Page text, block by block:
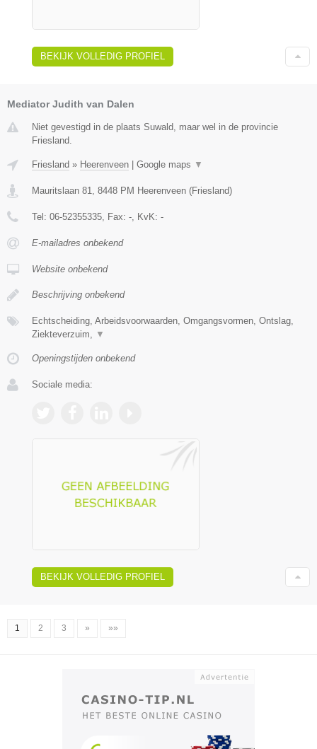
BEKIJK VOLLEDIG PROFIEL
Mediator Judith van Dalen
Niet gevestigd in de plaats Suwald, maar wel in de provincie
Friesland.
Friesland » Heerenveen Google maps ▼
Mauritslaan 81 8448 PM Heerenveen (Friesland)
Tel: 06-52355335 , Fax: - , KvK: -
E-mailadres onbekend
Website onbekend
Beschrijving onbekend
Echtscheiding, Arbeidsvoorwaarden, Omgangsvormen, Ontslag,
Ziekteverzuim,
▼
Openingstijden onbekend
Sociale media:
BEKIJK VOLLEDIG PROFIEL
1 2 3 » »»